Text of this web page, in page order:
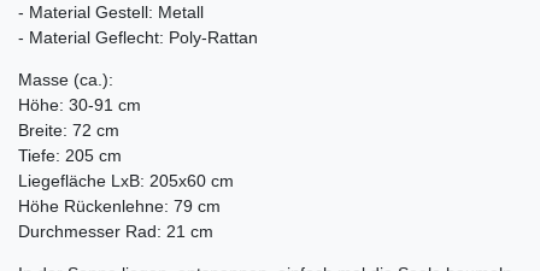
- Material Gestell: Metall
- Material Geflecht: Poly-Rattan
Masse (ca.):
Höhe: 30-91 cm
Breite: 72 cm
Tiefe: 205 cm
Liegefläche LxB: 205x60 cm
Höhe Rückenlehne: 79 cm
Durchmesser Rad: 21 cm